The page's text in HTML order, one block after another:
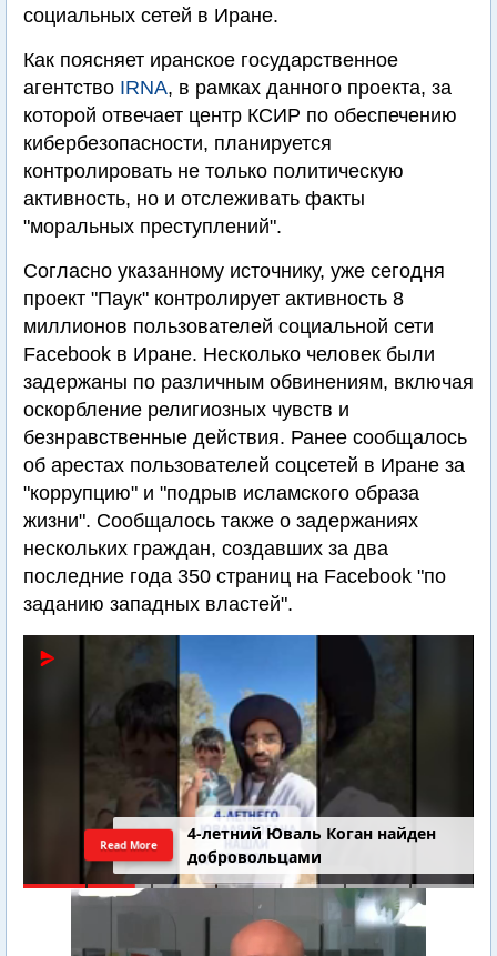
социальных сетей в Иране.
Как поясняет иранское государственное
агентство IRNA, в рамках данного проекта, за
которой отвечает центр КСИР по обеспечению
кибербезопасности, планируется
контролировать не только политическую
активность, но и отслеживать факты
"моральных преступлений".
Согласно указанному источнику, уже сегодня
проект "Паук" контролирует активность 8
миллионов пользователей социальной сети
Facebook в Иране. Несколько человек были
задержаны по различным обвинениям, включая
оскорбление религиозных чувств и
безнравственные действия. Ранее сообщалось
об арестах пользователей соцсетей в Иране за
"коррупцию" и "подрыв исламского образа
жизни". Сообщалось также о задержаниях
нескольких граждан, создавших за два
последние года 350 страниц на Facebook "по
заданию западных властей".
4-летний Юваль Коган найден
добровольцами
Read More